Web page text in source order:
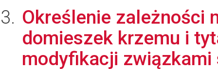
Określenie zależności
domieszek krzemu i
modyfikacji